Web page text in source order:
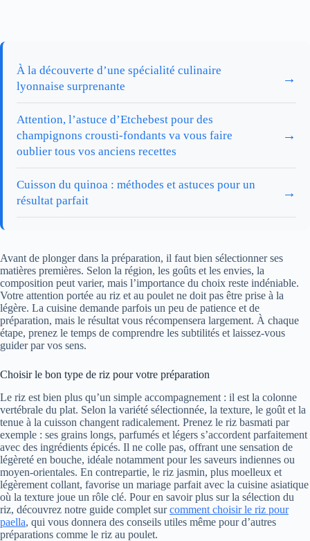
À la découverte d’une spécialité culinaire
lyonnaise surprenante
→
Attention, l’astuce d’Etchebest pour des
champignons crousti-fondants va vous faire
oublier tous vos anciens recettes
→
Cuisson du quinoa : méthodes et astuces pour un
résultat parfait
→
Avant de plonger dans la préparation, il faut bien sélectionner ses
matières premières. Selon la région, les goûts et les envies, la
composition peut varier, mais l’importance du choix reste indéniable.
Votre attention portée au riz et au poulet ne doit pas être prise à la
légère. La cuisine demande parfois un peu de patience et de
préparation, mais le résultat vous récompensera largement. À chaque
étape, prenez le temps de comprendre les subtilités et laissez-vous
guider par vos sens.
Choisir le bon type de riz pour votre préparation
Le riz est bien plus qu’un simple accompagnement : il est la colonne
vertébrale du plat. Selon la variété sélectionnée, la texture, le goût et la
tenue à la cuisson changent radicalement. Prenez le riz basmati par
exemple : ses grains longs, parfumés et légers s’accordent parfaitement
avec des ingrédients épicés. Il ne colle pas, offrant une sensation de
légèreté en bouche, idéale notamment pour les saveurs indiennes ou
moyen-orientales. En contrepartie, le riz jasmin, plus moelleux et
légèrement collant, favorise un mariage parfait avec la cuisine asiatique
où la texture joue un rôle clé. Pour en savoir plus sur la sélection du
riz, découvrez notre guide complet surcomment choisir le riz pour
paella, qui vous donnera des conseils utiles même pour d’autres
préparations comme le riz au poulet.